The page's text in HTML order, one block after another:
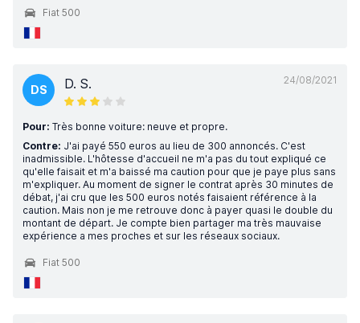
Fiat 500
24/08/2021
DS D. S.
Pour: Très bonne voiture: neuve et propre.
Contre: J'ai payé 550 euros au lieu de 300 annoncés. C'est
inadmissible. L'hôtesse d'accueil ne m'a pas du tout expliqué ce
qu'elle faisait et m'a baissé ma caution pour que je paye plus sans
m'expliquer. Au moment de signer le contrat après 30 minutes de
débat, j'ai cru que les 500 euros notés faisaient référence à la
caution. Mais non je me retrouve donc à payer quasi le double du
montant de départ. Je compte bien partager ma très mauvaise
expérience a mes proches et sur les réseaux sociaux.
Fiat 500